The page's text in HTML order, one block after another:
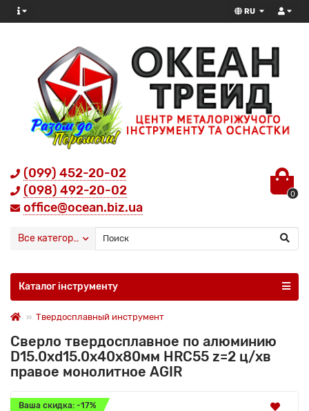
RU
(099) 452-20-02
(098) 492-20-02
office@ocean.biz.ua
0
Все категории
Каталог інструменту
Твердосплавный инструмент
Сверло твердосплавное по алюминию
D15.0xd15.0х40х80мм HRC55 z=2 ц/хв
правое монолитное AGIR
Ваша скидка: -17%